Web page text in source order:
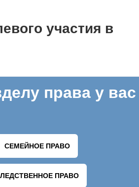
участия в